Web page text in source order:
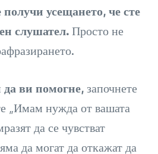
усещането, че сте
слушател.Просто не
ви помогне, започнете
„Имам нужда от вашата
да се чувстват
да могат да откажат да